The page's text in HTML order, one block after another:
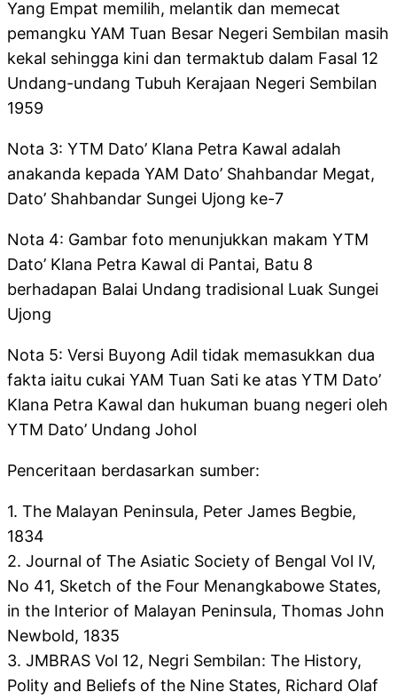
Yang Empat memilih, melantik dan memecat
pemangku YAM Tuan Besar Negeri Sembilan masih
kekal sehingga kini dan termaktub dalam Fasal 12
Undang-undang Tubuh Kerajaan Negeri Sembilan
1959
Nota 3: YTM Dato’ Klana Petra Kawal adalah
anakanda kepada YAM Dato’ Shahbandar Megat,
Dato’ Shahbandar Sungei Ujong ke-7
Nota 4: Gambar foto menunjukkan makam YTM
Dato’ Klana Petra Kawal di Pantai, Batu 8
berhadapan Balai Undang tradisional Luak Sungei
Ujong
Nota 5: Versi Buyong Adil tidak memasukkan dua
fakta iaitu cukai YAM Tuan Sati ke atas YTM Dato’
Klana Petra Kawal dan hukuman buang negeri oleh
YTM Dato’ Undang Johol
Penceritaan berdasarkan sumber:
1. The Malayan Peninsula, Peter James Begbie,
1834
2. Journal of The Asiatic Society of Bengal Vol IV,
No 41, Sketch of the Four Menangkabowe States,
in the Interior of Malayan Peninsula, Thomas John
Newbold, 1835
3. JMBRAS Vol 12, Negri Sembilan: The History,
Polity and Beliefs of the Nine States, Richard Olaf